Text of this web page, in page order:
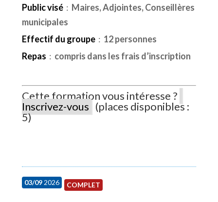
Public visé : Maires, Adjointes, Conseillères
municipales
Effectif du groupe: 12 personnes
Repas : compris dans les frais d’inscription
Cette formation vous intéresse ?
Inscrivez-vous (places disponibles :
5)
03/092026 COMPLET